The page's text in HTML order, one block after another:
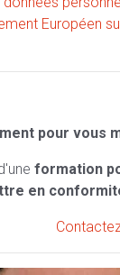
Européen
pour vous
formation
en